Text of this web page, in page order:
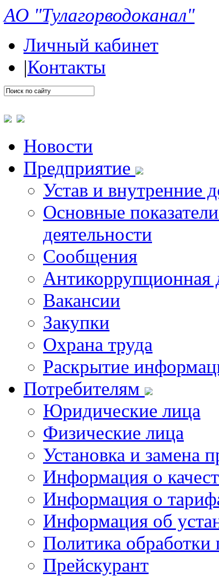
АО "Тулагорводоканал"
Личный кабинет
|Контакты
Новости
Предприятие
Устав и внутренние
Основные
деятельности
Сообщения
Антикоррупционная
Вакансии
Закупки
Охрана труда
Раскрытие
Потребителям
Юридические лица
Физические лица
Установка и замена
Информация о
Информация о
Информация об
Политика
Прейскурант